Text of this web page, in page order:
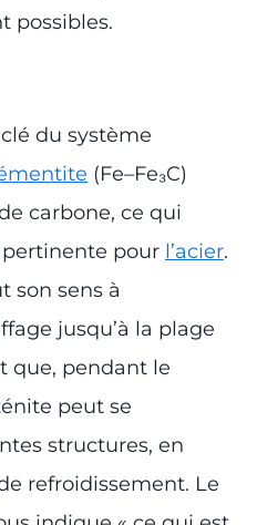
possibles.
clé du système
(Fe–Fe₃C)
carbone, ce qui
pour l’acier.
son sens à
jusqu’à la plage
que, pendant le
peut se
structures, en
refroidissement. Le